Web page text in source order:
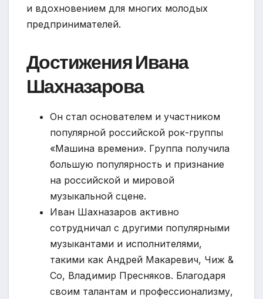
и вдохновением для многих молодых
предпринимателей.
Достижения Ивана
Шахназарова
Он стал основателем и участником
популярной российской рок-группы
«Машина времени». Группа получила
большую популярность и признание
на российской и мировой
музыкальной сцене.
Иван Шахназаров активно
сотрудничал с другими популярными
музыкантами и исполнителями,
такими как Андрей Макаревич, Чиж &
Co, Владимир Пресняков. Благодаря
своим талантам и профессионализму,